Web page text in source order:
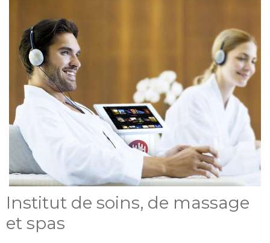
Institut de soins, de massage
et spas